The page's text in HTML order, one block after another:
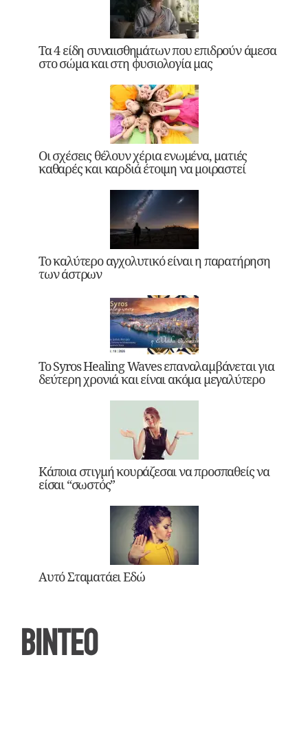
Τα 4 είδη συναισθημάτων που επιδρούν άμεσα
στο σώμα και στη φυσιολογία μας
Οι σχέσεις θέλουν χέρια ενωμένα, ματιές
καθαρές και καρδιά έτοιμη να μοιραστεί
Το καλύτερο αγχολυτικό είναι η παρατήρηση
των άστρων
Το Syros Healing Waves επαναλαμβάνεται για
δεύτερη χρονιά και είναι ακόμα μεγαλύτερο
Κάποια στιγμή κουράζεσαι να προσπαθείς να
είσαι “σωστός”
Αυτό Σταματάει Εδώ
ΒΙΝΤΕΟ